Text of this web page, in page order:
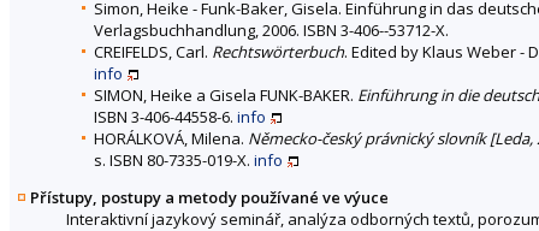
Simon, Heike - Funk-Baker, Gisela. Einführung in das
Verlagsbuchhandlung, 2006. ISBN 3-406--53712-X.
CREIFELDS, Carl. Rechtswörterbuch. Edited by Klaus Weber -
info
SIMON, Heike a Gisela FUNK-BAKER. Einführung in die
ISBN 3-406-44558-6. info
HORÁLKOVÁ, Milena. Německo-český právnický slovník
s. ISBN 80-7335-019-X. info
Přístupy, postupy a metody používané ve výuce
Interaktivní jazykový seminář, analýza odborných textů,